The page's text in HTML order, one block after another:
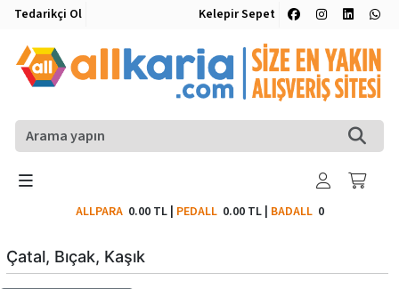
Tedarikçi Ol Kelepir Sepet
ALLPARA 0.00 TL| PEDALL 0.00 TL| BADALL0
Çatal, Bıçak, Kaşık